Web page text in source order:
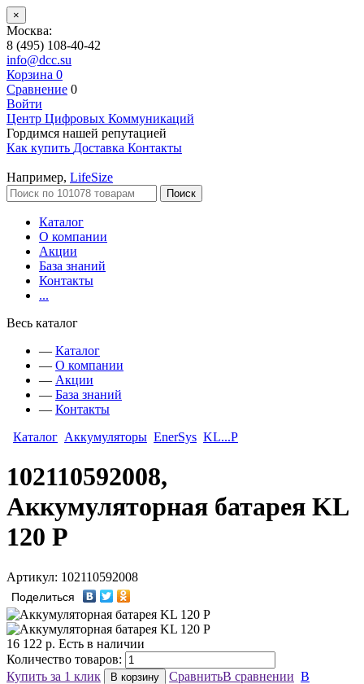
×
Москва:
8 (495) 108-40-42
info@dcc.su
Корзина 0
Сравнение 0
Войти
Центр Цифровых Коммуникаций
Гордимся нашей репутацией
Как купить Доставка Контакты
Например, LifeSize
Поиск
Каталог
О компании
Акции
База знаний
Контакты
...
Весь каталог
— Каталог
— О компании
— Акции
— База знаний
— Контакты
Каталог Аккумуляторы EnerSys KL...P
102110592008,
Аккумуляторная батарея KL
120 P
Артикул: 102110592008
Поделиться
16 122 р. Есть в наличии
Количество товаров:
Купить за 1 клик
В корзину СравнитьВ сравнении В